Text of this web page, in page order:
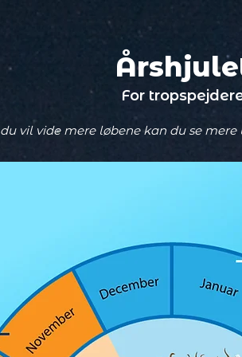
For
vil vide mere løbene kan du se mere